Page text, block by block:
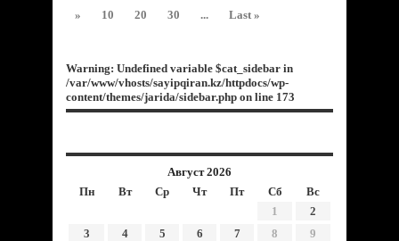
»
10 20 30 ... Last »
Warning: Undefined variable $cat_sidebar in
/var/www/vhosts/sayipqiran.kz/httpdocs/wp-
content/themes/jarida/sidebar.php on line 173
Август 2026
Пн
Вт Ср Чт Пт Сб
Вс
1
2
3
4 5 6 7 8
9